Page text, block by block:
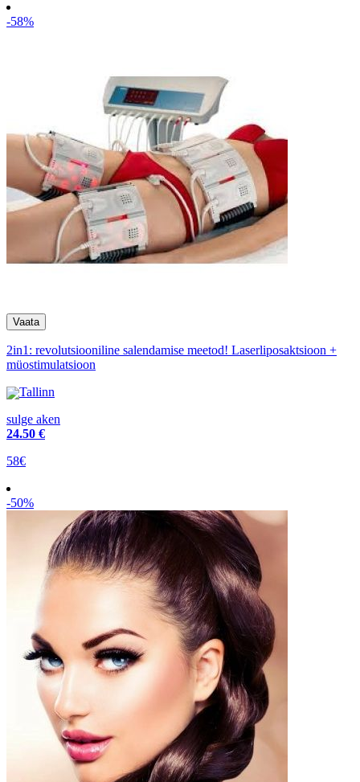
-58%
2in1: revolutsiooniline salendamise meetod! Laserliposaktsioon +
müostimulatsioon
Tallinn
sulge aken
24.50 €
58€
-50%